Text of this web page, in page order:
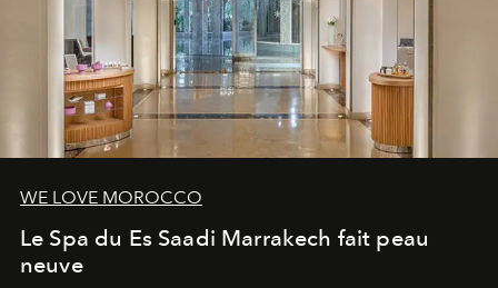
WE LOVE MOROCCO
Le Spa du Es Saadi Marrakech fait peau
neuve